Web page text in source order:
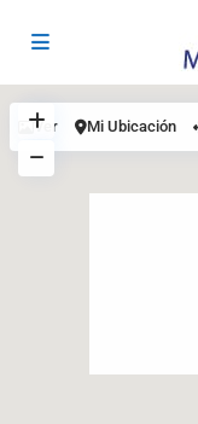
Ver Mi Ubicación